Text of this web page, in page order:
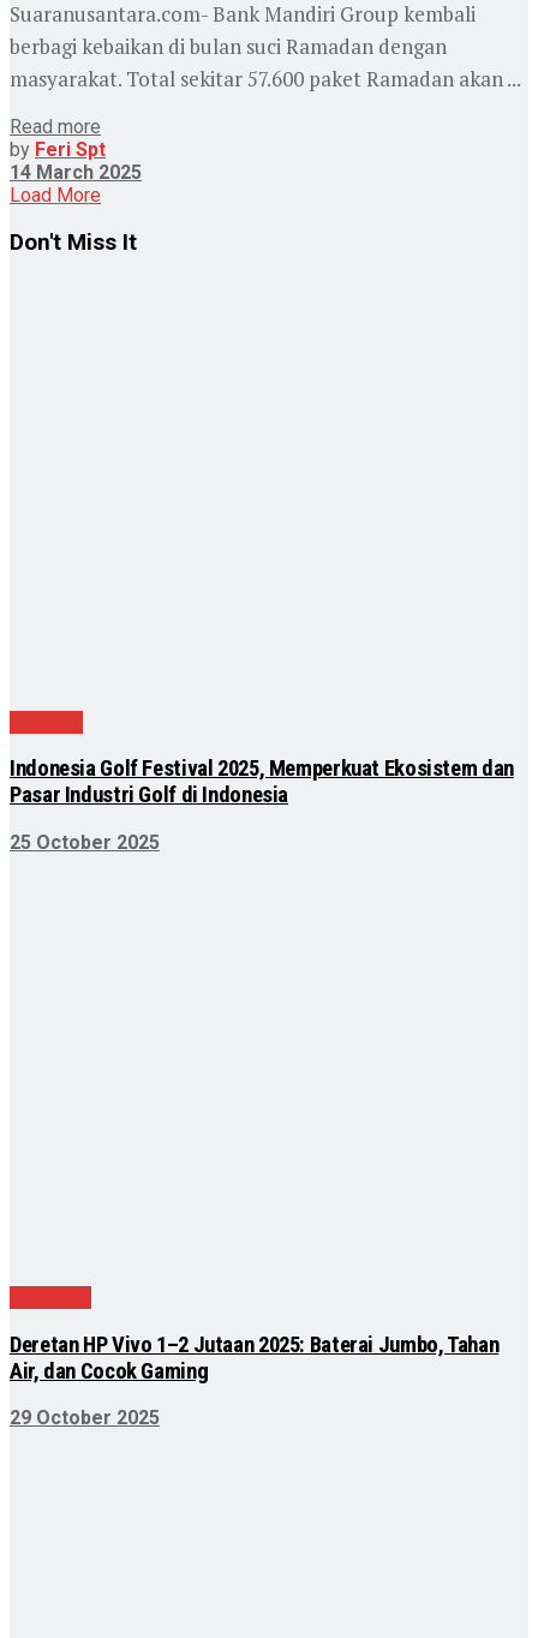
Suaranusantara.com- Bank Mandiri Group kembali
berbagi kebaikan di bulan suci Ramadan dengan
masyarakat. Total sekitar 57.600 paket Ramadan akan ...
Read more
by Feri Spt
14 March 2025
Load More
Don't Miss It
Indonesia Golf Festival 2025, Memperkuat Ekosistem dan
Pasar Industri Golf di Indonesia
25 October 2025
Deretan HP Vivo 1–2 Jutaan 2025: Baterai Jumbo, Tahan
Air, dan Cocok Gaming
29 October 2025